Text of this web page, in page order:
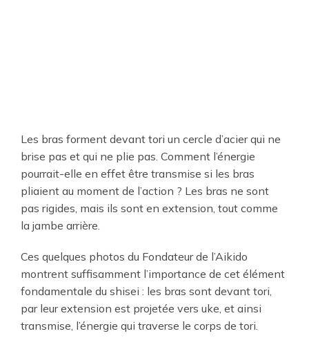
Les bras forment devant tori un cercle d’acier qui ne
brise pas et qui ne plie pas. Comment l’énergie
pourrait-elle en effet être transmise si les bras
pliaient au moment de l’action ? Les bras ne sont
pas rigides, mais ils sont en extension, tout comme
la jambe arrière.
Ces quelques photos du Fondateur de l’Aikido
montrent suffisamment l’importance de cet élément
fondamentale du shisei : les bras sont devant tori,
par leur extension est projetée vers uke, et ainsi
transmise, l’énergie qui traverse le corps de tori.